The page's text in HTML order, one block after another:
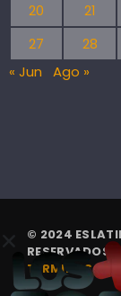
20
21
27
28
« Jun
Ago »
© 2024
TÉRMINOS Y